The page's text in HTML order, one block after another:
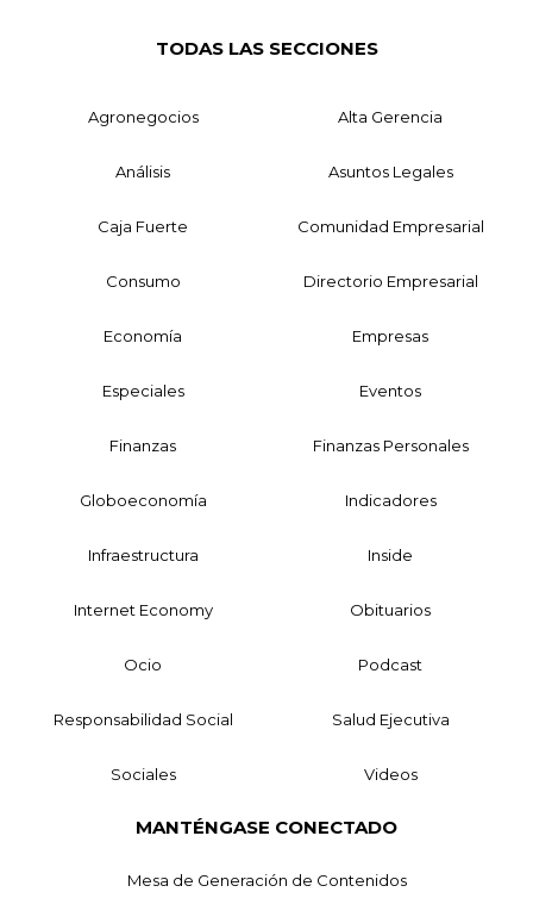
TODAS LAS SECCIONES
Agronegocios Alta Gerencia
Análisis Asuntos Legales
Caja Fuerte Comunidad Empresarial
Consumo Directorio Empresarial
Economía Empresas
Especiales Eventos
Finanzas Finanzas Personales
Globoeconomía Indicadores
Infraestructura Inside
Internet Economy Obituarios
Ocio Podcast
Responsabilidad Social Salud Ejecutiva
Sociales Videos
MANTÉNGASE CONECTADO
Mesa de Generación de Contenidos